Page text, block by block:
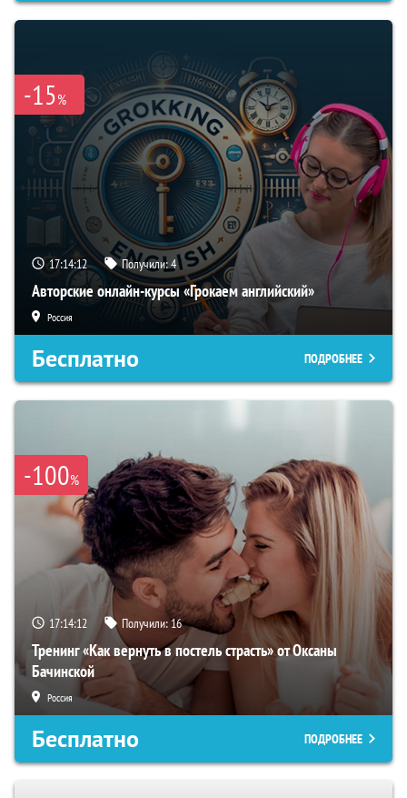
-15%
17:14:11 Получили:4
Авторские онлайн-курсы «Грокаем английский»
Россия
Бесплатно ПОДРОБНЕЕ
-100%
17:14:11 Получили:16
Тренинг «Как вернуть в постель страсть» от Оксаны
Бачинской
Россия
Бесплатно ПОДРОБНЕЕ